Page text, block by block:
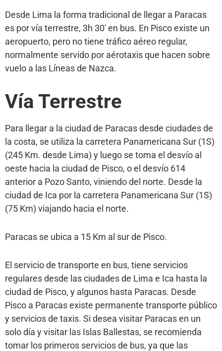
Desde Lima la forma tradicional de llegar a Paracas
es por vía terrestre, 3h 30′ en bus. En Pisco existe un
aeropuerto, pero no tiene tráfico aéreo regular,
normalmente servido por aérotaxis que hacen sobre
vuelo a las Líneas de Nazca.
Vía Terrestre
Para llegar a la ciudad de Paracas desde ciudades de
la costa, se utiliza la carretera Panamericana Sur (1S)
(245 Km. desde Lima) y luego se toma el desvío al
oeste hacia la ciudad de Pisco, o el desvío 614
anterior a Pozo Santo, viniendo del norte. Desde la
ciudad de Ica por la carretera Panamericana Sur (1S)
(75 Km) viajando hacia el norte.
Paracas se ubica a 15 Km al sur de Pisco.
El servicio de transporte en bus, tiene servicios
regulares desde las ciudades de Lima e Ica hasta la
ciudad de Pisco, y algunos hasta Paracas. Desde
Pisco a Paracas existe permanente transporte público
y servicios de taxis. Si desea visitar Paracas en un
solo día y visitar las Islas Ballestas, se recomienda
tomar los primeros servicios de bus, ya que las